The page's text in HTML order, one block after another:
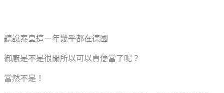
聽說泰皇這一年幾乎都在德國
御廚是不是很閒所以可以賣便當了呢？
當然不是！